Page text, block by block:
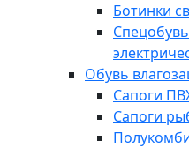
Ботинки
Обувь
Сапоги
Сапоги